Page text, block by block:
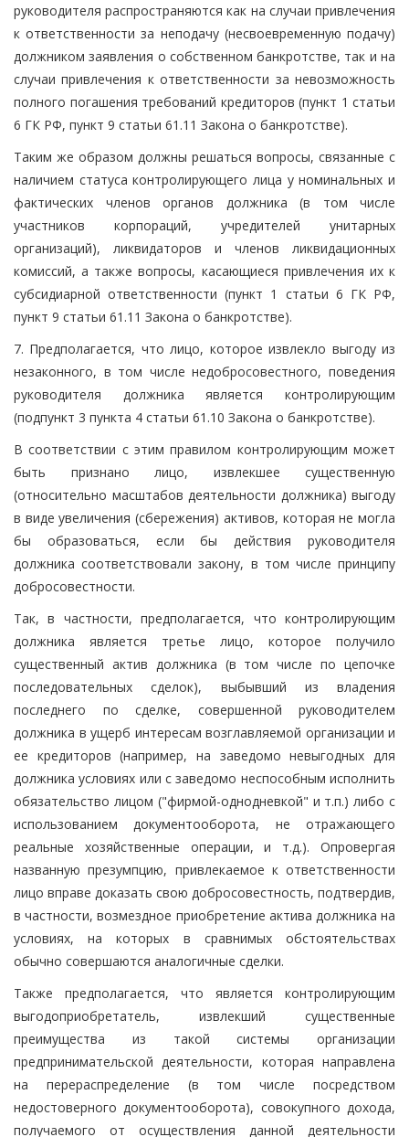
руководителя распространяются как на случаи привлечения
к ответственности за неподачу (несвоевременную подачу)
должником заявления о собственном банкротстве, так и на
случаи привлечения к ответственности за невозможность
полного погашения требований кредиторов (пункт 1 статьи
6 ГК РФ, пункт 9 статьи 61.11 Закона о банкротстве).
Таким же образом должны решаться вопросы, связанные с
наличием статуса контролирующего лица у номинальных и
фактических членов органов должника (в том числе
участников корпораций, учредителей унитарных
организаций), ликвидаторов и членов ликвидационных
комиссий, а также вопросы, касающиеся привлечения их к
субсидиарной ответственности (пункт 1 статьи 6 ГК РФ,
пункт 9 статьи 61.11 Закона о банкротстве).
7. Предполагается, что лицо, которое извлекло выгоду из
незаконного, в том числе недобросовестного, поведения
руководителя должника является контролирующим
(подпункт 3 пункта 4 статьи 61.10 Закона о банкротстве).
В соответствии с этим правилом контролирующим может
быть признано лицо, извлекшее существенную
(относительно масштабов деятельности должника) выгоду
в виде увеличения (сбережения) активов, которая не могла
бы образоваться, если бы действия руководителя
должника соответствовали закону, в том числе принципу
добросовестности.
Так, в частности, предполагается, что контролирующим
должника является третье лицо, которое получило
существенный актив должника (в том числе по цепочке
последовательных сделок), выбывший из владения
последнего по сделке, совершенной руководителем
должника в ущерб интересам возглавляемой организации и
ее кредиторов (например, на заведомо невыгодных для
должника условиях или с заведомо неспособным исполнить
обязательство лицом ("фирмой-однодневкой" и т.п.) либо с
использованием документооборота, не отражающего
реальные хозяйственные операции, и т.д.). Опровергая
названную презумпцию, привлекаемое к ответственности
лицо вправе доказать свою добросовестность, подтвердив,
в частности, возмездное приобретение актива должника на
условиях, на которых в сравнимых обстоятельствах
обычно совершаются аналогичные сделки.
Также предполагается, что является контролирующим
выгодоприобретатель, извлекший существенные
преимущества из такой системы организации
предпринимательской деятельности, которая направлена
на перераспределение (в том числе посредством
недостоверного документооборота), совокупного дохода,
получаемого от осуществления данной деятельности